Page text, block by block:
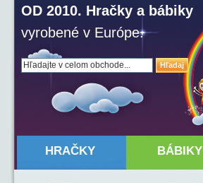
Hľadaj
OD 2010. Hračky a bábiky
vyrobené v Európe.
HRAČKY BÁBIKY